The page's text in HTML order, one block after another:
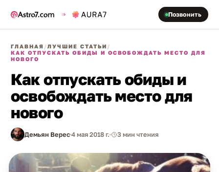
Позвонить
ГЛАВНАЯ /ЛУЧШИЕ СТАТЬИ /
КАК ОТПУСКАТЬ ОБИДЫ И ОСВОБОЖДАТЬ МЕСТО ДЛЯ
НОВОГО
Как отпускать обиды и
освобождать место для
нового
Демьян Верес4 мая 2018 г. 3 мин чтения